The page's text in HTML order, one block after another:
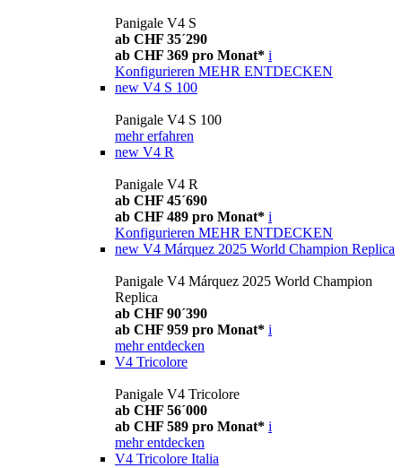
Panigale V4 S
ab CHF 35´290
ab CHF 369 pro Monat* i
Konfigurieren MEHR ENTDECKEN
new V4 S 100
Panigale V4 S 100
mehr erfahren
new V4 R
Panigale V4 R
ab CHF 45´690
ab CHF 489 pro Monat* i
Konfigurieren MEHR ENTDECKEN
new V4 Márquez 2025 World Champion Replica
Panigale V4 Márquez 2025 World Champion
Replica
ab CHF 90´390
ab CHF 959 pro Monat* i
mehr entdecken
V4 Tricolore
Panigale V4 Tricolore
ab CHF 56´000
ab CHF 589 pro Monat* i
mehr entdecken
V4 Tricolore Italia